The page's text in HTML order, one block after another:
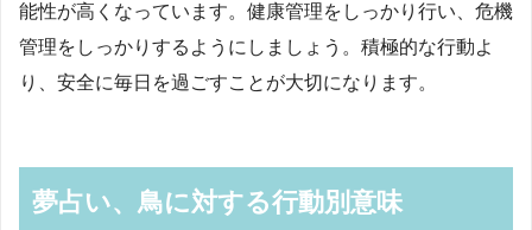
能性が高くなっています。健康管理をしっかり行い、危機
管理をしっかりするようにしましょう。積極的な行動よ
り、安全に毎日を過ごすことが大切になります。
夢占い、鳥に対する行動別意味